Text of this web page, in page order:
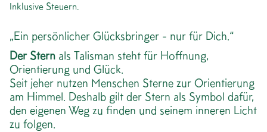
Inklusive Steuern.
„Ein persönlicher Glücksbringer - nur für Dich.“
Der Stern als Talisman steht für Hoffnung,
Orientierung und Glück.
Seit jeher nutzen Menschen Sterne zur Orientierung
am Himmel. Deshalb gilt der Stern als Symbol dafür,
den eigenen Weg zu finden und seinem inneren Licht
zu folgen.